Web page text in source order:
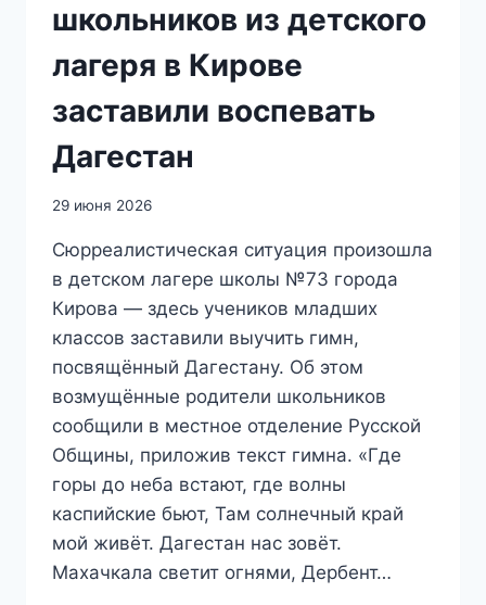
школьников из детского
лагеря в Кирове
заставили воспевать
Дагестан
29 июня 2026
Сюрреалистическая ситуация произошла
в детском лагере школы №73 города
Кирова — здесь учеников младших
классов заставили выучить гимн,
посвящённый Дагестану. Об этом
возмущённые родители школьников
сообщили в местное отделение Русской
Общины, приложив текст гимна. «Где
горы до неба встают, где волны
каспийские бьют, Там солнечный край
мой живёт. Дагестан нас зовёт.
Махачкала светит огнями, Дербент…